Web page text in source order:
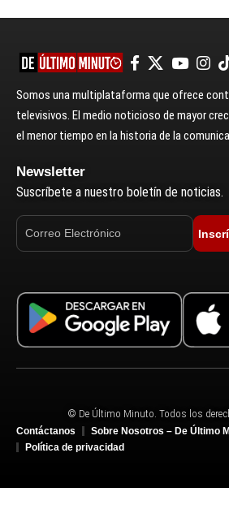
Somos una multiplataforma que ofrece
televisivos. El medio noticioso de mayor
el menor tiempo en la historia de la
Newsletter
Suscríbete a nuestro boletín de noticias.
© De Último Minuto. Todos los
Contáctanos
Sobre Nosotros – De Último
Política de privacidad